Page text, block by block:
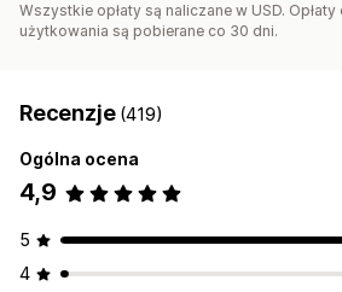
Wszystkie opłaty są naliczane w USD.
użytkowania są pobierane co 30 dni.
Recenzje (419)
Ogólna ocena
4,9
5
4